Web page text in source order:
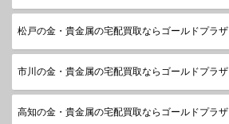
松戸の金・貴金属の宅配買取ならゴールドプラザ
市川の金・貴金属の宅配買取ならゴールドプラザ
高知の金・貴金属の宅配買取ならゴールドプラザ